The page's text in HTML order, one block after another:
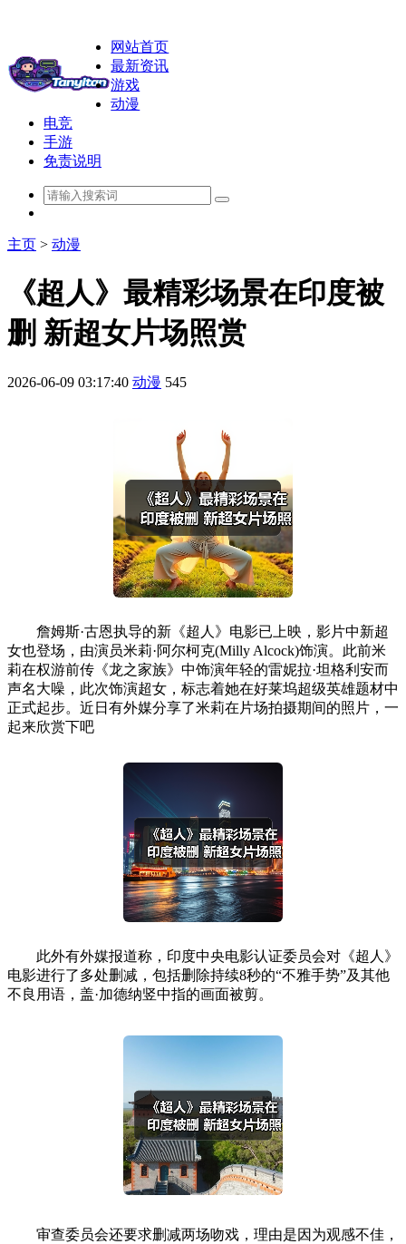
网站首页
最新资讯
游戏
动漫
电竞
手游
免责说明
主页 > 动漫
《超人》最精彩场景在印度被
删 新超女片场照赏
2026-06-09 03:17:40 动漫 545
詹姆斯·古恩执导的新《超人》电影已上映，影片中新超
女也登场，由演员米莉·阿尔柯克(Milly Alcock)饰演。此前米
莉在权游前传《龙之家族》中饰演年轻的雷妮拉·坦格利安而
声名大噪，此次饰演超女，标志着她在好莱坞超级英雄题材中
正式起步。近日有外媒分享了米莉在片场拍摄期间的照片，一
起来欣赏下吧
此外有外媒报道称，印度中央电影认证委员会对《超人》
电影进行了多处删减，包括删除持续8秒的“不雅手势”及其他
不良用语，盖·加德纳竖中指的画面被剪。
审查委员会还要求删减两场吻戏，理由是因为观感不佳，